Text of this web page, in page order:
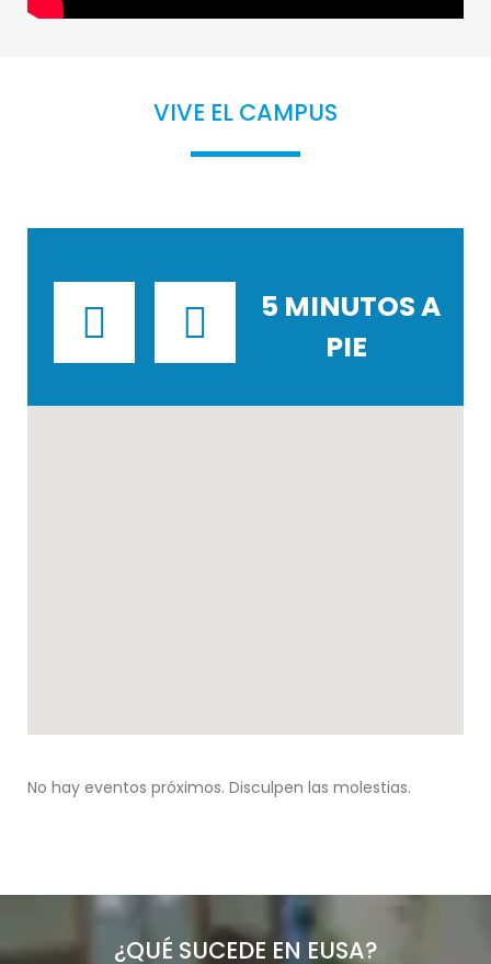
VIVE EL CAMPUS
5 MINUTOS A
PIE
No hay eventos próximos. Disculpen las molestias.
¿QUÉ SUCEDE EN EUSA?